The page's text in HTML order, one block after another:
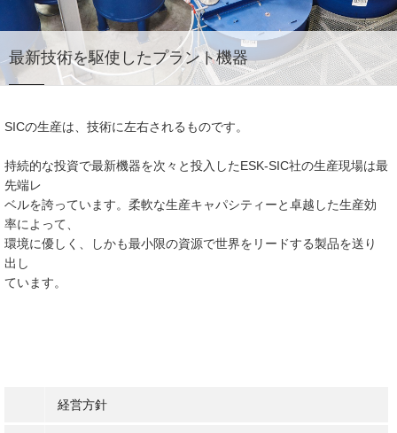
最新技術を駆使したプラント機器
SICの生産は、技術に左右されるものです。
持続的な投資で最新機器を次々と投入したESK-SIC社の生産現場は最
先端レ
ベルを誇っています。柔軟な生産キャパシティーと卓越した生産効
率によって、
環境に優しく、しかも最小限の資源で世界をリードする製品を送り
出し
ています。
経営方針